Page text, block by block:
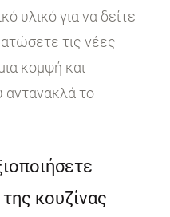
υλικό για να δείτε
τις νέες
κομψή και
αντανακλά το
κουζίνας